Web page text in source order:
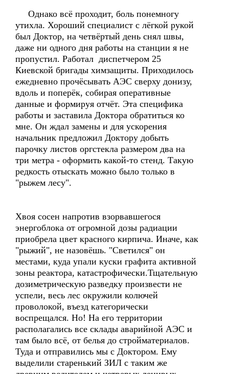
Однако всё проходит, боль понемногу
утихла. Хороший специалист с лёгкой рукой
был Доктор, на четвёртый день снял швы,
даже ни одного дня работы на станции я не
пропустил. Работал диспетчером 25
Киевской бригады химзащиты. Приходилось
ежедневно прочёсывать АЭС сверху донизу,
вдоль и поперёк, собирая оперативные
данные и формируя отчёт. Эта специфика
работы и заставила Доктора обратиться ко
мне. Он ждал замены и для ускорения
начальник предложил Доктору добыть
парочку листов оргстекла размером два на
три метра - оформить какой-то стенд. Такую
редкость отыскать можно было только в
"рыжем лесу".
Хвоя сосен напротив взорвавшегося
энергоблока от огромной дозы радиации
приобрела цвет красного кирпича. Иначе, как
"рыжий", не назовёшь. "Светился" он
местами, куда упали куски графита активной
зоны реактора, катастрофически.Тщательную
дозиметрическую разведку произвести не
успели, весь лес окружили колючей
проволокой, въезд категорически
воспрещался. Но! На его территории
располагались все склады аварийной АЭС и
там было всё, от белья до стройматериалов.
Туда и отправились мы с Доктором. Ему
выделили старенький ЗИЛ с таким же